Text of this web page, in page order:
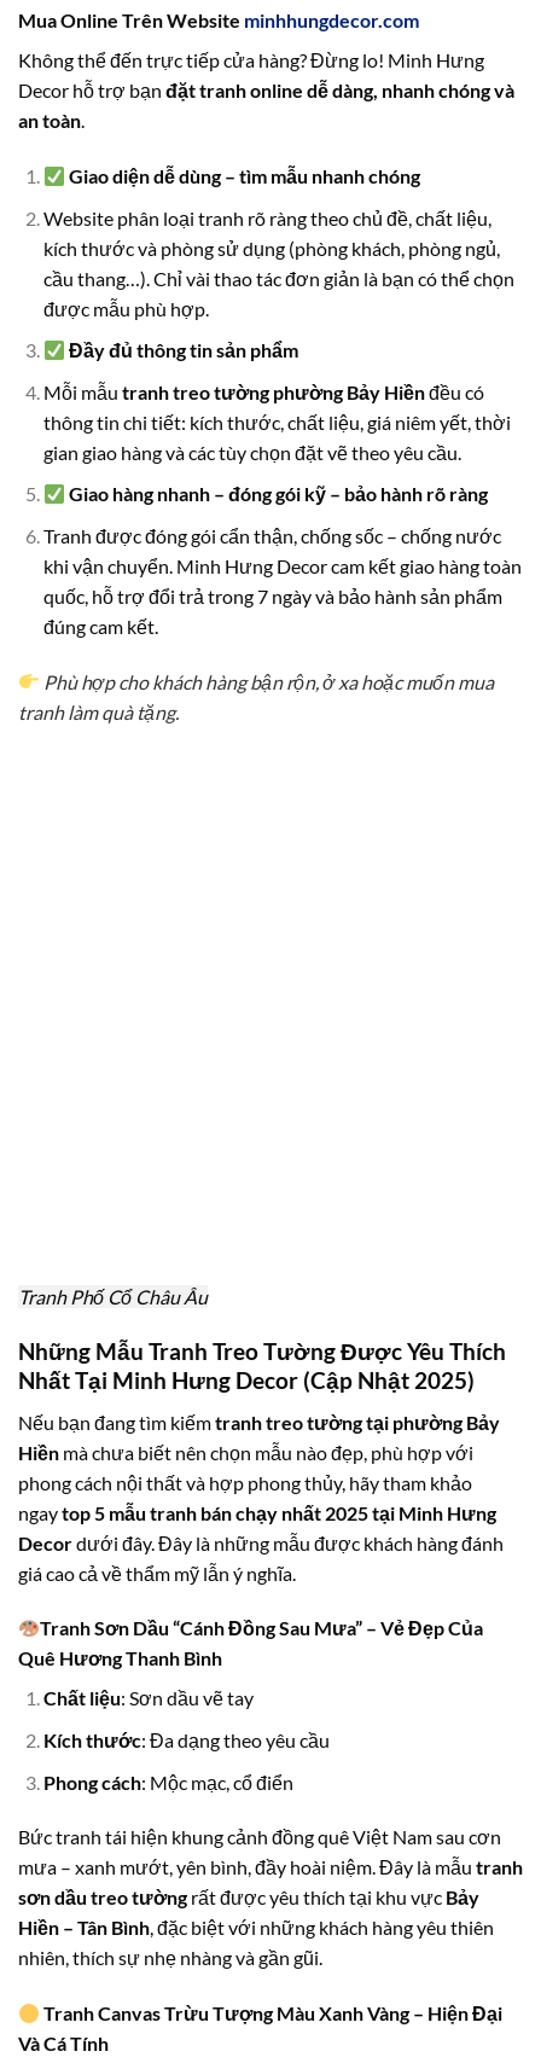
Mua Online Trên Website minhhungdecor.com
Không thể đến trực tiếp cửa hàng? Đừng lo! Minh Hưng
Decor hỗ trợ bạn đặt tranh online dễ dàng, nhanh chóng và
an toàn.
Giao diện dễ dùng – tìm mẫu nhanh chóng
Website phân loại tranh rõ ràng theo chủ đề, chất liệu,
kích thước và phòng sử dụng (phòng khách, phòng ngủ,
cầu thang…). Chỉ vài thao tác đơn giản là bạn có thể chọn
được mẫu phù hợp.
Đầy đủ thông tin sản phẩm
Mỗi mẫu tranh treo tường phường Bảy Hiềnđều có
thông tin chi tiết: kích thước, chất liệu, giá niêm yết, thời
gian giao hàng và các tùy chọn đặt vẽ theo yêu cầu.
Giao hàng nhanh – đóng gói kỹ – bảo hành rõ ràng
Tranh được đóng gói cẩn thận, chống sốc – chống nước
khi vận chuyển. Minh Hưng Decor cam kết giao hàng toàn
quốc, hỗ trợ đổi trả trong 7 ngày và bảo hành sản phẩm
đúng cam kết.
Phù hợp cho khách hàng bận rộn, ở xa hoặc muốn mua
tranh làm quà tặng.
Tranh Phố Cổ Châu Âu
Những Mẫu Tranh Treo Tường Được Yêu Thích
Nhất Tại Minh Hưng Decor (Cập Nhật 2025)
Nếu bạn đang tìm kiếmtranh treo tường tại phường Bảy
Hiền mà chưa biết nên chọn mẫu nào đẹp, phù hợp với
phong cách nội thất và hợp phong thủy, hãy tham khảo
ngaytop 5 mẫu tranh bán chạy nhất 2025 tại Minh Hưng
Decordưới đây. Đây là những mẫu được khách hàng đánh
giá cao cả về thẩm mỹ lẫn ý nghĩa.
Tranh Sơn Dầu “Cánh Đồng Sau Mưa” – Vẻ Đẹp Của
Quê Hương Thanh Bình
Chất liệu: Sơn dầu vẽ tay
Kích thước: Đa dạng theo yêu cầu
Phong cách: Mộc mạc, cổ điển
Bức tranh tái hiện khung cảnh đồng quê Việt Nam sau cơn
mưa – xanh mướt, yên bình, đầy hoài niệm. Đây là mẫu tranh
sơn dầu treo tường rất được yêu thích tại khu vực Bảy
Hiền – Tân Bình, đặc biệt với những khách hàng yêu thiên
nhiên, thích sự nhẹ nhàng và gần gũi.
Tranh Canvas Trừu Tượng Màu Xanh Vàng – Hiện Đại
Và Cá Tính